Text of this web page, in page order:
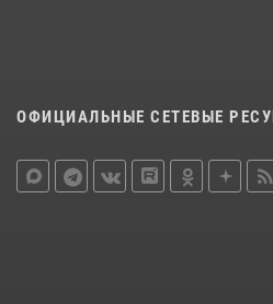
ОФИЦИАЛЬНЫЕ СЕТЕВЫЕ